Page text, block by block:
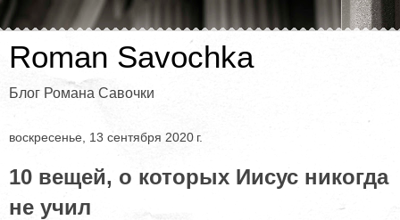
Roman Savochka
Блог Романа Савочки
воскресенье, 13 сентября 2020 г.
10 вещей, о которых Иисус никогда
не учил